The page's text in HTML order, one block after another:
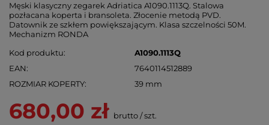
Męski klasyczny zegarek Adriatica A1090.1113Q. Stalowa
pozłacana koperta i bransoleta. Złocenie metodą PVD.
Datownik ze szkłem powiększającym. Klasa szczelności 50M.
Mechanizm RONDA
Kod produktu
A1090.1113Q
EAN
7640114512889
ROZMIAR KOPERTY
39 mm
680,00 zł brutto/szt.